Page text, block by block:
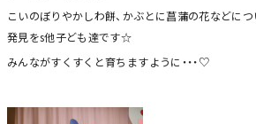
こいのぼりやかしわ餅、かぶとに菖蒲の花などに
発見をs他子ども達です☆
みんながすくすくと育ちますように・・・♡